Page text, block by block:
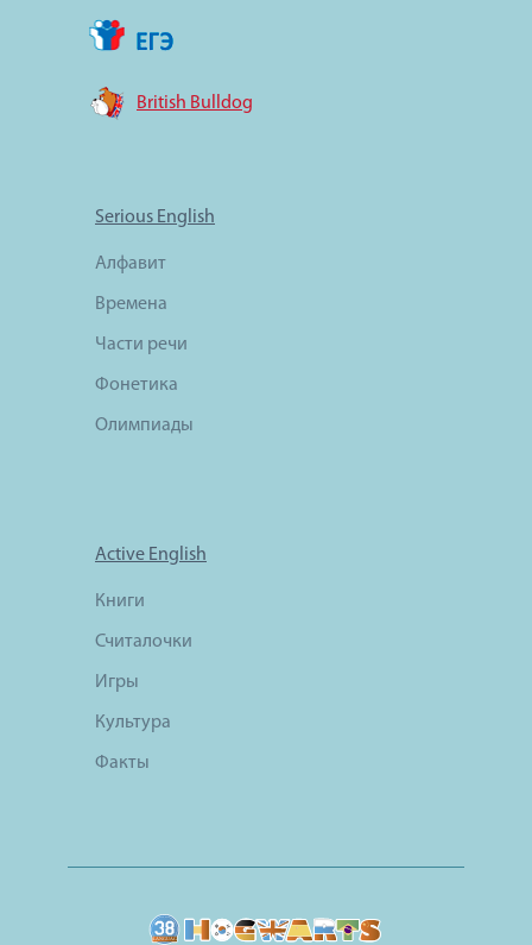
British Bulldog
Serious English
Алфавит
Времена
Части речи
Фонетика
Олимпиады
Active English
Книги
Считалочки
Игры
Культура
Факты